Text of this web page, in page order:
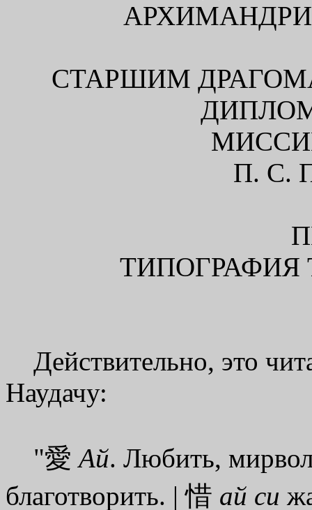
СТАРШИМ
П. С.
ТИПОГРАФИЯ
Действительно, это
Наудачу:
"愛Ай. Любить,
благотворить. | 惜 ай си